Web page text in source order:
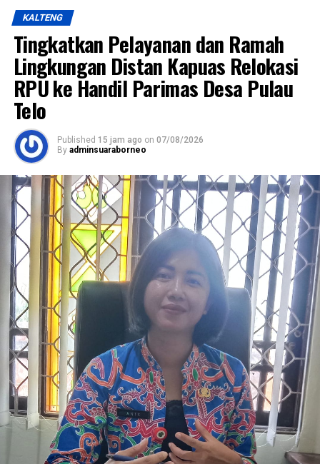
KALTENG
Tingkatkan Pelayanan dan Ramah
Lingkungan Distan Kapuas Relokasi
RPU ke Handil Parimas Desa Pulau
Telo
Published 15 jam ago on 07/08/2026
By adminsuaraborneo